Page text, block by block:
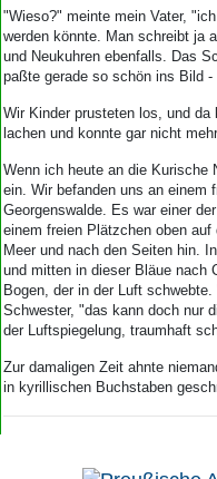
"Wieso?" meinte mein Vater,
werden könnte. Man schreibt ja
und Neukuhren ebenfalls. Das
paßte gerade so schön ins Bild -
Wir Kinder prusteten los, und
lachen und konnte gar nicht
Wenn ich heute an die Kurische
ein. Wir befanden uns an einem
Georgenswalde. Es war einer
einem freien Plätzchen oben
Meer und nach den Seiten hin.
und mitten in dieser Bläue nach
Bogen, der in der Luft
Schwester, "das kann doch nur
der Luftspiegelung, traumhaft
Zur damaligen Zeit ahnte
in kyrillischen Buchstaben